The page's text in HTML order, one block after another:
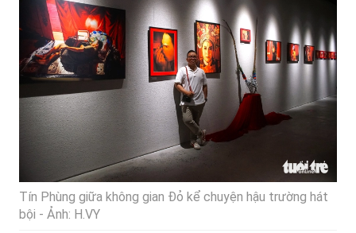
Tín Phùng giữa không gian Đỏ kể chuyện hậu trường hát
bội - Ảnh: H.VY